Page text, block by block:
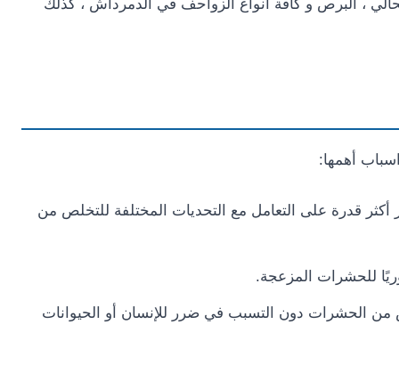
، البرص و كافة انواع الزواحف في الدمرداش ، كذلك
أهمها:
قدرة على التعامل مع التحديات المختلفة للتخلص من
للحشرات المزعجة.
من الحشرات دون التسبب في ضرر للإنسان أو الحيوانات